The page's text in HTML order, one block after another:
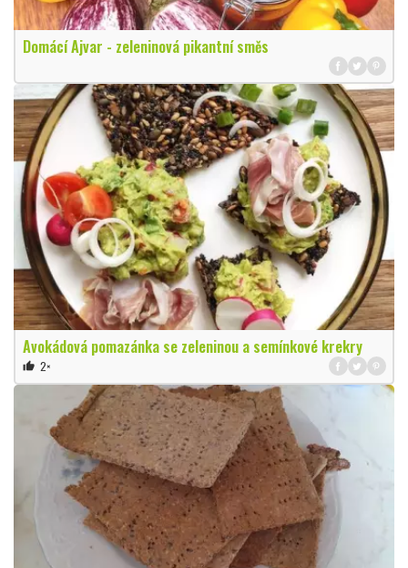
Domácí Ajvar - zeleninová pikantní směs
Avokádová pomazánka se zeleninou a semínkové krekry
thumb_up 2×